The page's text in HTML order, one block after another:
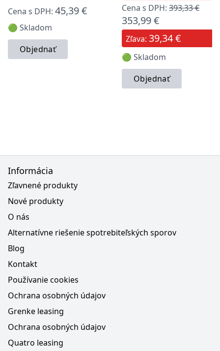
Cena s DPH: 45,39 €
🟢 Skladom
Objednať
Cena s DPH: 393,33 €
353,99 €
Zľava: 39,34 €
🟢 Skladom
Objednať
Informácia
Zľavnené produkty
Nové produkty
O nás
Alternatívne riešenie spotrebiteľských sporov
Blog
Kontakt
Používanie cookies
Ochrana osobných údajov
Grenke leasing
Ochrana osobných údajov
Quatro leasing